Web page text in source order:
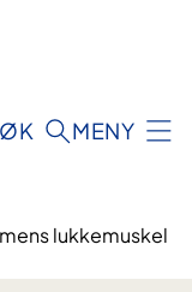
MENY
lukkemuskel